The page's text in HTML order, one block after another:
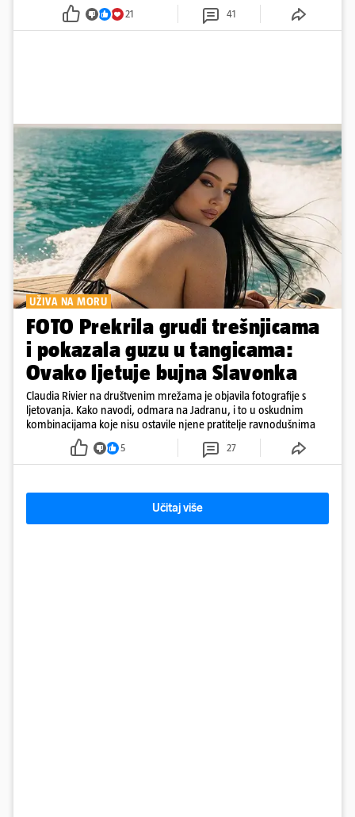
21 41
UŽIVA NA MORU
FOTO Prekrila grudi trešnjicama
i pokazala guzu u tangicama:
Ovako ljetuje bujna Slavonka
Claudia Rivier na društvenim mrežama je objavila fotografije s
ljetovanja. Kako navodi, odmara na Jadranu, i to u oskudnim
kombinacijama koje nisu ostavile njene pratitelje ravnodušnima
5 27
Učitaj više